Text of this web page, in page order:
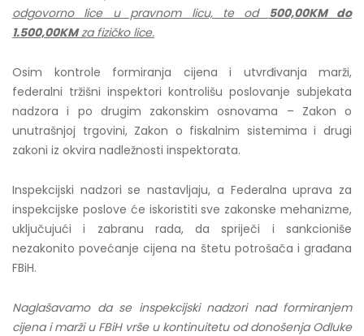
odgovorno lice u pravnom licu, te od
500,00KM do
1.500,00KMza fizičko lice.
Osim kontrole formiranja cijena i utvrđivanja marži,
federalni tržišni inspektori kontrolišu poslovanje subjekata
nadzora i po drugim zakonskim osnovama – Zakon o
unutrašnjoj trgovini, Zakon o fiskalnim sistemima i drugi
zakoni iz okvira nadležnosti inspektorata.
Inspekcijski nadzori se nastavljaju, a Federalna uprava za
inspekcijske poslove će iskoristiti sve zakonske mehanizme,
uključujući i zabranu rada, da spriječi i sankcioniše
nezakonito povećanje cijena na štetu potrošača i građana
FBiH.
Naglašavamo da se inspekcijski nadzori nad formiranjem
cijena i marži u FBiH vrše u kontinuitetu od donošenja Odluke